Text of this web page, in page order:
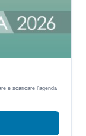
e scaricare l'agenda